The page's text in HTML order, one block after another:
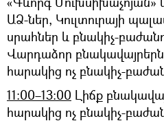
ԱՁ-ներ, Կուլտուրայի
սրահներ և բնակիչ-
Վարդաձոր բնակավայրերն
հարակից ոչ բնակիչ-
11։00–13:00 Լիճք
հարակից ոչ բնակիչ-